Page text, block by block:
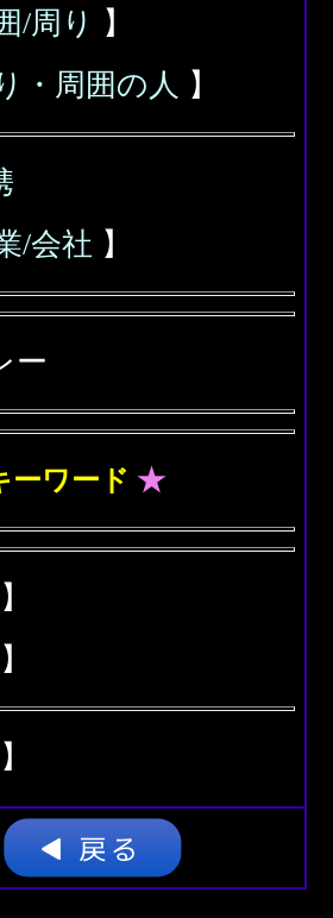
/周り
】
・周囲の人 】
/会社 】
ー
ーワード ★
】
】
】